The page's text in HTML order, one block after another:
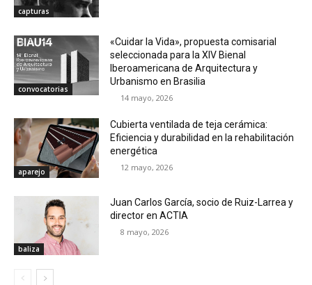
capturas
convocatorias
«Cuidar la Vida», propuesta comisarial
seleccionada para la XIV Bienal
Iberoamericana de Arquitectura y
Urbanismo en Brasilia
14 mayo, 2026
aparejo
Cubierta ventilada de teja cerámica:
Eficiencia y durabilidad en la rehabilitación
energética
12 mayo, 2026
baliza
Juan Carlos García, socio de Ruiz-Larrea y
director en ACTIA
8 mayo, 2026